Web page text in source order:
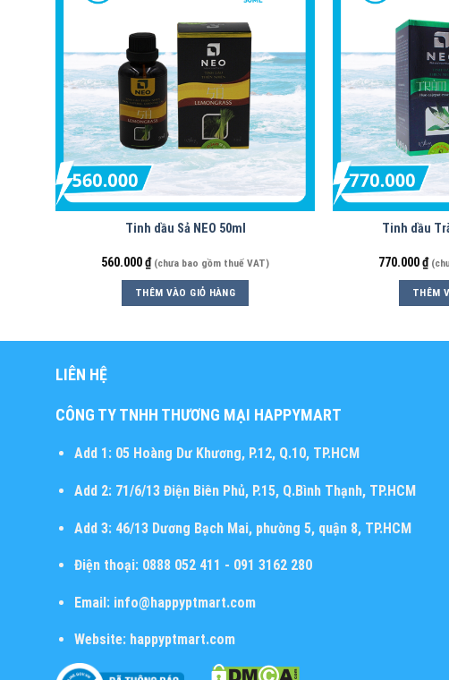
Tinh dầu Sả NEO 50ml
560.000₫ (chưa bao gồm thuế VAT)
THÊM VÀO GIỎ HÀNG
Tinh dầu
770.000₫
THÊM
LIÊN HỆ
CÔNG TY TNHH THƯƠNG MẠI HAPPYMART
Add 1:05 Hoàng Dư Khương, P.12, Q.10, TP.HCM
Add 2:71/6/13 Điện Biên Phủ, P.15, Q.Bình Thạnh, TP.HCM
Add 3:46/13 Dương Bạch Mai, phường 5, quận 8, TP.HCM
Điện thoại:0888 052 411 - 091 3162 280
Email:info@happyptmart.com
Website: happyptmart.com